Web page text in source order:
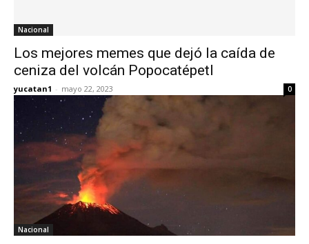
Nacional
Los mejores memes que dejó la caída de
ceniza del volcán Popocatépetl
yucatan1 - mayo 22, 2023 0
Nacional